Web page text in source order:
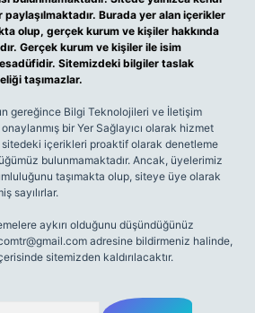
paylaşılmaktadır. Burada yer alan içerikler
olup, gerçek kurum ve kişiler hakkında
Gerçek kurum ve kişiler ile isim
Sitemizdeki bilgiler taslak
taşımazlar.
gereğince Bilgi Teknolojileri ve İletişim
bir Yer Sağlayıcı olarak hizmet
içerikleri proaktif olarak denetleme
bulunmamaktadır. Ancak, üyelerimiz
taşımakta olup, siteye üye olarak
sayılırlar.
aykırı olduğunu düşündüğünüz
adresine bildirmeniz halinde,
sitemizden kaldırılacaktır.